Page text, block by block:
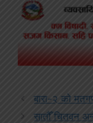
बारा-२ को
सातौँ चितवन